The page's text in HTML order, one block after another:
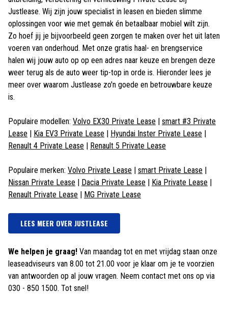
Justlease. Wij zijn jouw specialist in leasen en bieden slimme
oplossingen voor wie met gemak én betaalbaar mobiel wilt zijn.
Zo hoef jij je bijvoorbeeld geen zorgen te maken over het uit laten
voeren van onderhoud. Met onze gratis haal- en brengservice
halen wij jouw auto op op een adres naar keuze en brengen deze
weer terug als de auto weer tip-top in orde is. Hieronder lees je
meer over waarom Justlease zo'n goede en betrouwbare keuze
is.
Populaire modellen: Volvo EX30 Private Lease | smart #3 Private
Lease | Kia EV3 Private Lease | Hyundai Inster Private Lease |
Renault 4 Private Lease | Renault 5 Private Lease
Populaire merken: Volvo Private Lease | smart Private Lease |
Nissan Private Lease | Dacia Private Lease | Kia Private Lease |
Renault Private Lease | MG Private Lease
LEES MEER OVER JUSTLEASE
We helpen je graag! Van maandag tot en met vrijdag staan onze
leaseadviseurs van 8.00 tot 21.00 voor je klaar om je te voorzien
van antwoorden op al jouw vragen. Neem contact met ons op via
030 - 850 1500. Tot snel!